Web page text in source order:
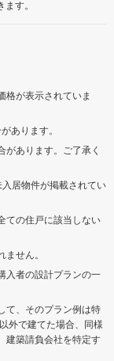
す。
格が表示されていま
あります。
あります。ご了承く
居物件が掲載されてい
ての住戸に該当しない
せん。
入者の設計プランの一
て、そのプラン例は特
外で建てた場合、同様
建築請負会社を特定す